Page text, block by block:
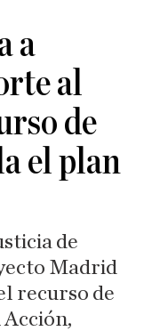
a
al
de
el plan
de
Madrid
recurso de
Acción,